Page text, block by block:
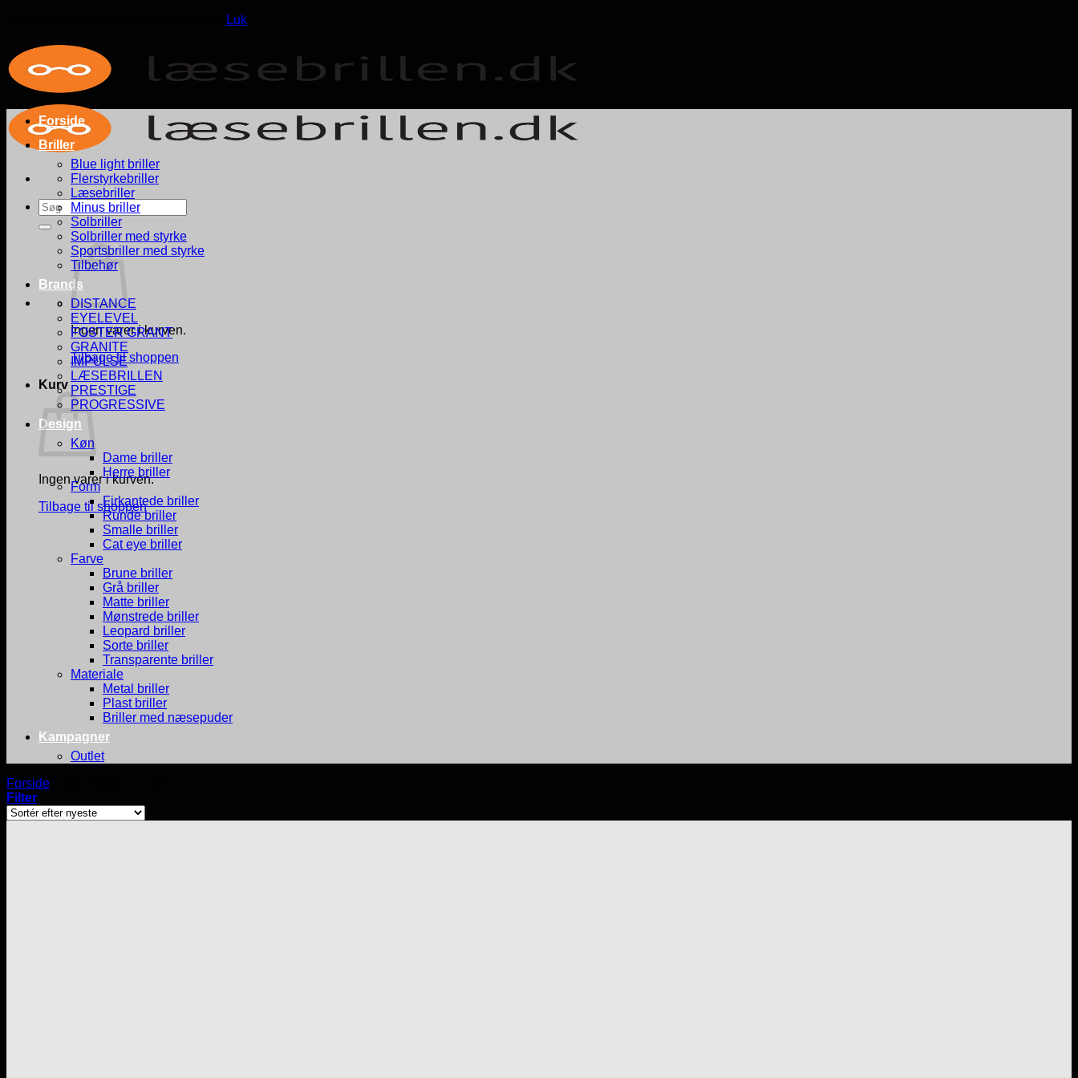
Luk
Fortsæt
til
indhold
Søg
efter:
Ingen varer i kurven.
Tilbage til shoppen
Kurv
Ingen varer i kurven.
Tilbage til shoppen
Forside
Briller
Blue light briller
Flerstyrkebriller
Læsebriller
Minus briller
Solbriller
Solbriller med styrke
Sportsbriller med styrke
Tilbehør
Brands
DISTANCE
EYELEVEL
FOSTER GRANT
GRANITE
IMPULSE
LÆSEBRILLEN
PRESTIGE
PROGRESSIVE
Design
Køn
Dame briller
Herre briller
Form
Firkantede briller
Runde briller
Smalle briller
Cat eye briller
Farve
Brune briller
Grå briller
Matte briller
Mønstrede briller
Leopard briller
Sorte briller
Transparente briller
Materiale
Metal briller
Plast briller
Briller med næsepuder
Kampagner
Outlet
Forside
Filter